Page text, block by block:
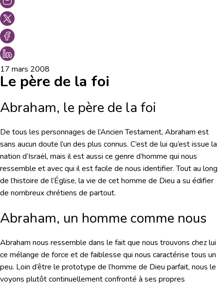
17 mars 2008
Le père de la foi
Abraham, le père de la foi
De tous les personnages de l’Ancien Testament, Abraham est
sans aucun doute l’un des plus connus. C’est de lui qu’est issue la
nation d’Israël, mais il est aussi ce genre d’homme qui nous
ressemble et avec qui il est facile de nous identifier. Tout au long
de l’histoire de l’Église, la vie de cet homme de Dieu a su édifier
de nombreux chrétiens de partout.
Abraham, un homme comme nous
Abraham nous ressemble dans le fait que nous trouvons chez lui
ce mélange de force et de faiblesse qui nous caractérise tous un
peu. Loin d’être le prototype de l’homme de Dieu parfait, nous le
voyons plutôt continuellement confronté à ses propres